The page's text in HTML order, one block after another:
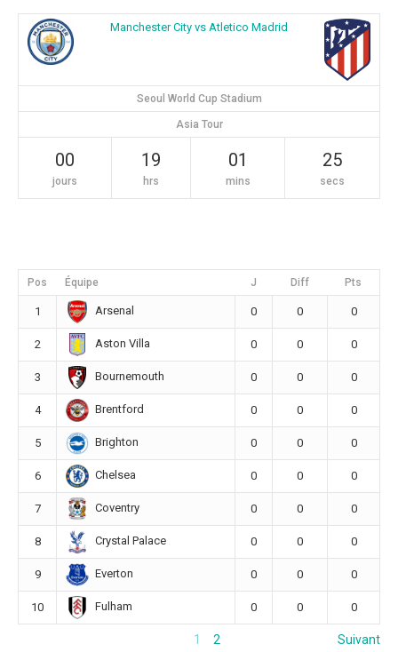
Manchester City vs Atletico Madrid
Seoul World Cup Stadium
Asia Tour
00
jours
19
hrs
01
mins
24
secs
Pos Équipe J Diff Pts
1 Arsenal 0 0 0
2 Aston Villa 0 0 0
3 Bournemouth 0 0 0
4 Brentford 0 0 0
5 Brighton 0 0 0
6 Chelsea 0 0 0
7 Coventry 0 0 0
8 Crystal Palace 0 0 0
9 Everton 0 0 0
10 Fulham 0 0 0
1 2 Suivant